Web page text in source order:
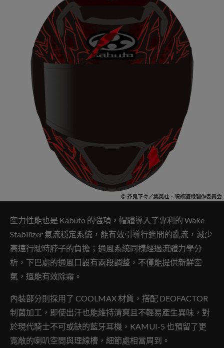
空力性能也是 Kabuto 的強項，帽體導入了專利的 Wake
Stabilizer 氣流穩定系統，能有效引導行進間的亂流，減少
高速行駛時脖子的負擔；通風系統同樣經過流體力學分
析，下巴處的通風口設有兩段調整，不僅能提供新鮮空
氣，還能有效除霧。
內裝部分則採用了 COOLMAX 材質，搭配 DEOFACTOR
制菌加工，即使出汗也能維持清爽且不輕易產生異味，對
於現代騎士不可或缺的藍牙耳機，KAMUI-5 也預留了更
寬敞的喇叭空間與理線槽，細節處相當周到。